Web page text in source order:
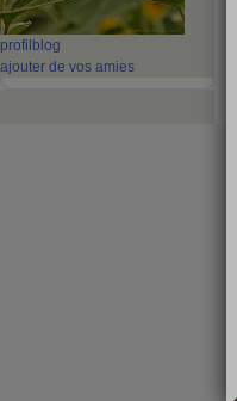
profil blog
ajouter de vos amies